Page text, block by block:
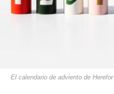
El calendario de adviento de Herefor